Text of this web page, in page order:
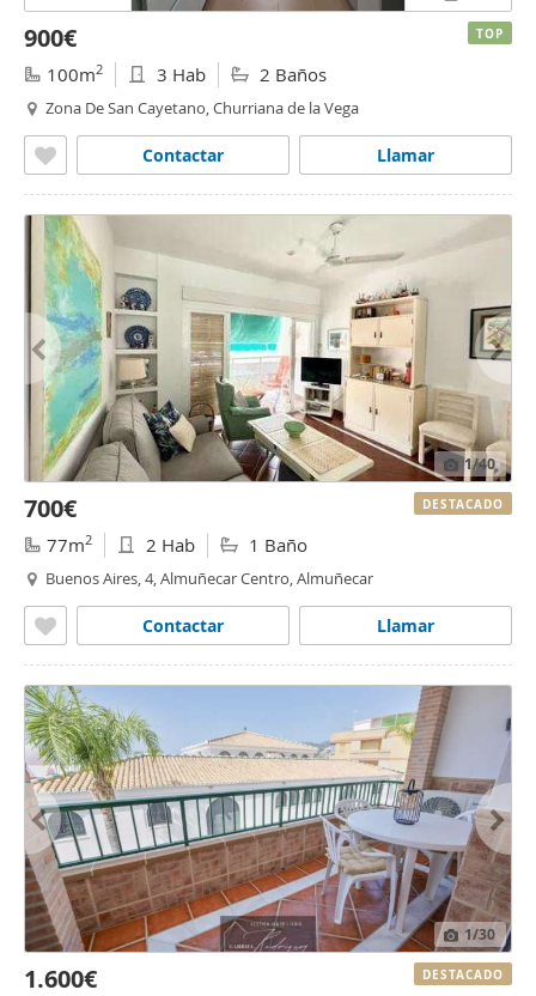
900€
100m2 3 Hab 2 Baños
Zona De San Cayetano, Churriana de la Vega
Llamar
Contactar
TOP
1/40
700€
77m2 2 Hab 1 Baño
Buenos Aires, 4, Almuñecar Centro, Almuñecar
Llamar
Contactar
DESTACADO
1/30
1.600€ DESTACADO